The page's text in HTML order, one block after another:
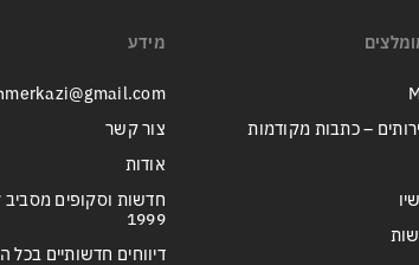
– כתבות מקודמות
מידע
צור קשר
אודות
חדשות וסקופים מסביב
1999
דיווחים חדשותיים בכל